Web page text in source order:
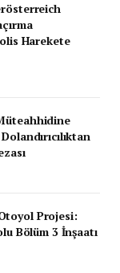
Harekete
Projesi:
Bölüm 3 İnşaatı